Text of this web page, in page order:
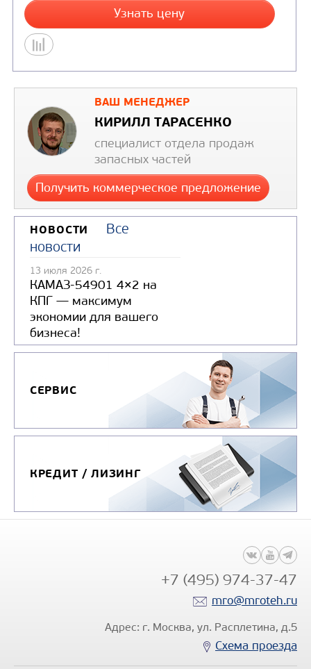
Цена по запросу
Узнать цену
ВАШ МЕНЕДЖЕР
КИРИЛЛ ТАРАСЕНКО
специалист отдела продаж
запасных частей
Получить коммерческое предложение
НОВОСТИ
Все
новости
13 июля 2026 г.
КАМАЗ-54901 4×2 на
КПГ — максимум
экономии для вашего
бизнеса!
СЕРВИС
КРЕДИТ / ЛИЗИНГ
+7 (495) 974-37-47
mro@mroteh.ru
Адрес: г. Москва, ул. Расплетина, д.5
Схема проезда